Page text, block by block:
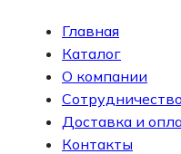
Главная
Каталог
О компании
Сотрудничество
Доставка и
Контакты